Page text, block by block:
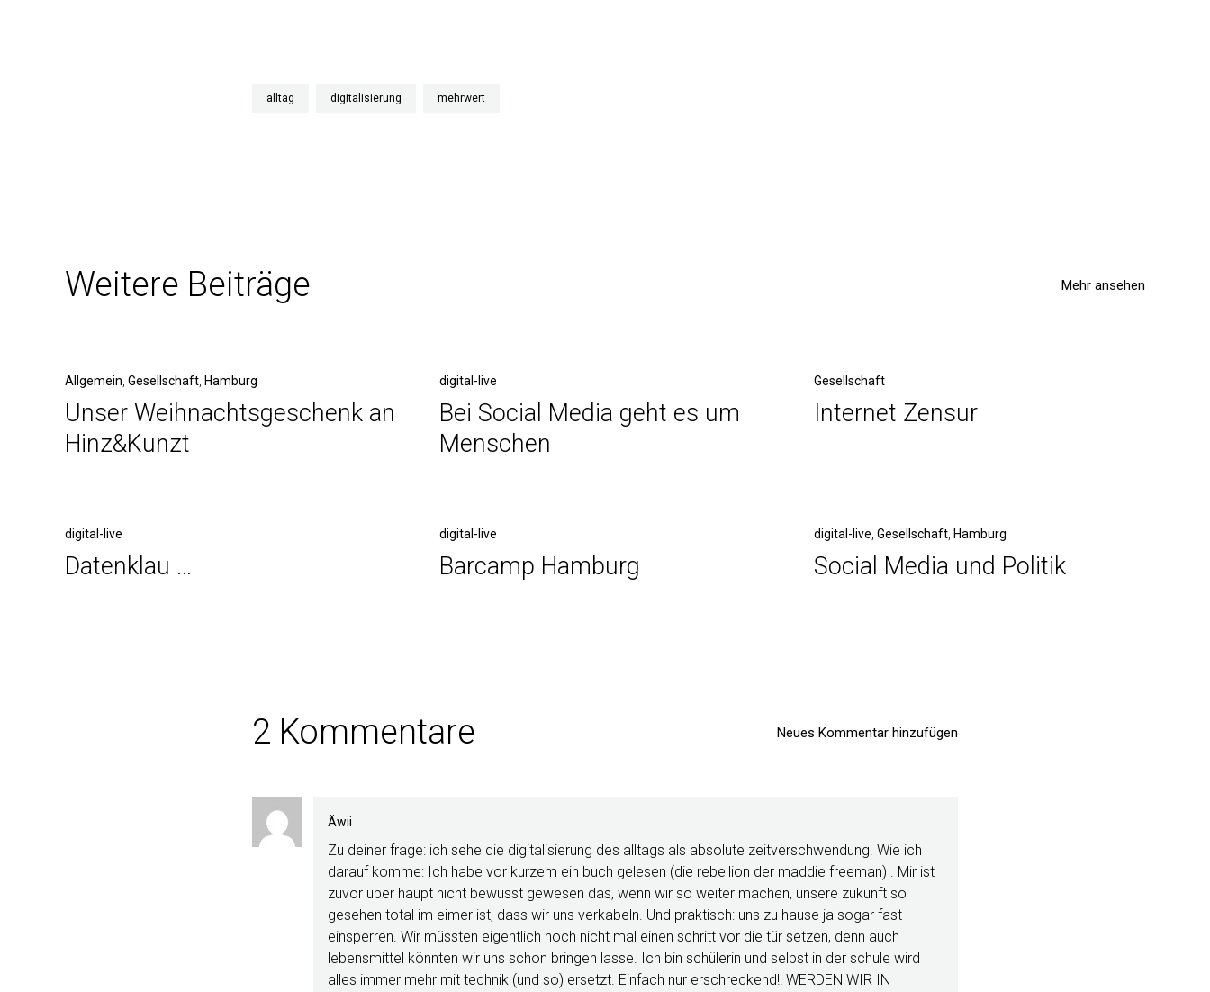
alltag digitalisierung mehrwert
Weitere Beiträge Mehr ansehen
Allgemein Gesellschaft Hamburg
Unser Weihnachtsgeschenk an
Hinz&Kunzt
digital-live
Bei Social Media geht es um
Menschen
Gesellschaft
Internet Zensur
digital-live
Datenklau …
digital-live
Barcamp Hamburg
digital-live Gesellschaft, Hamburg
Social Media und Politik
2 Kommentare Neues Kommentar hinzufügen
Äwii
Zu deiner frage: ich sehe die digitalisierung des alltags als absolute zeitverschwendung. Wie ich
darauf komme: Ich habe vor kurzem ein buch gelesen (die rebellion der maddie freeman) . Mir ist
zuvor über haupt nicht bewusst gewesen das, wenn wir so weiter machen, unsere zukunft so
gesehen total im eimer ist, dass wir uns verkabeln. Und praktisch: uns zu hause ja sogar fast
einsperren. Wir müssten eigentlich noch nicht mal einen schritt vor die tür setzen, denn auch
lebensmittel könnten wir uns schon bringen lasse. Ich bin schülerin und selbst in der schule wird
alles immer mehr mit technik (und so) ersetzt. Einfach nur erschreckend!! WERDEN WIR IN